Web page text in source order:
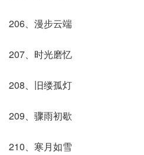
206、漫步云端
207、时光磨忆
208、旧缕孤灯
209、骤雨初歇
210、寒月如雪